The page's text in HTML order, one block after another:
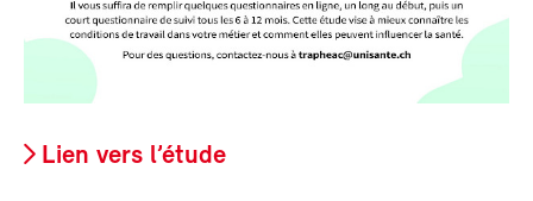
Lien vers l’étude